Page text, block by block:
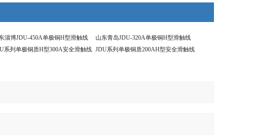
淄博JDU-450A单极铜H型滑触线
山东青岛JDU-320A单极铜H型滑触线
系列单极铜质H型300A安全滑触线 JDU系列单极铜质200AH型安全滑触线